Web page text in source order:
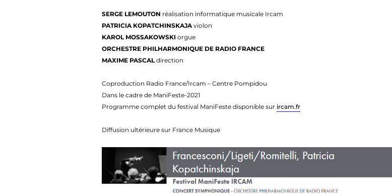
SERGE LEMOUTON réalisation informatique musicale Ircam
PATRICIA KOPATCHINSKAJAviolon
KAROL MOSSAKOWSKI orgue
ORCHESTRE PHILHARMONIQUE DE RADIO FRANCE
MAXIME PASCALdirection
Coproduction Radio France/Ircam – Centre Pompidou
Dans le cadre de ManiFeste-2021
Programme complet du festival ManiFeste disponible sur ircam.fr
Diffusion ultérieure sur France Musique